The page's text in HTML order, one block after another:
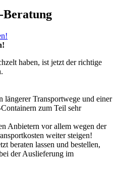
Beratung
haben, ist jetzt der richtige
längerer Transportwege und einer
zum Teil sehr
Anbietern vor allem wegen der
weiter steigen!
beraten lassen und bestellen,
der Auslieferung im